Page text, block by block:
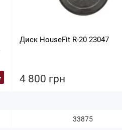
Диск HouseFit R-20 23047
4 800 грн
33875